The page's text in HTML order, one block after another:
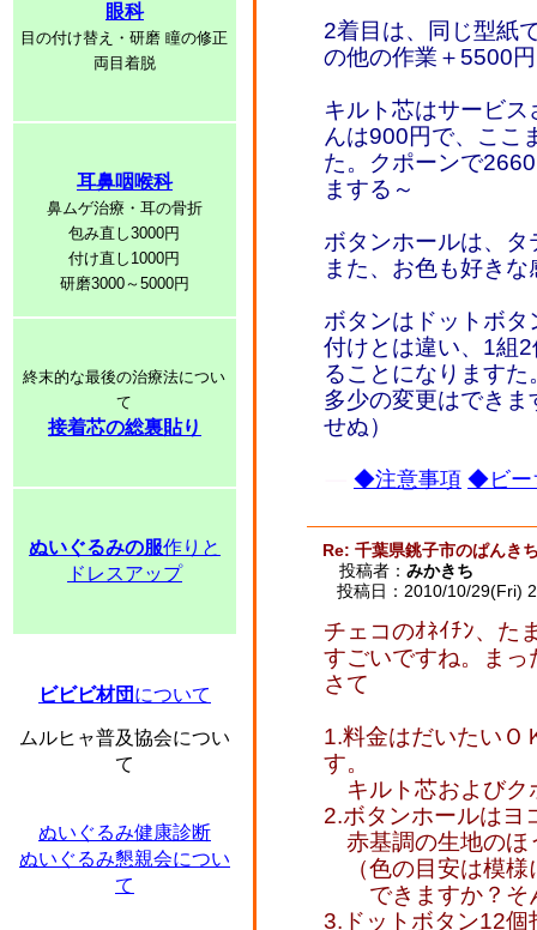
眼科
目の付け替え・研磨 瞳の修正
両目着脱
耳鼻咽喉科
鼻ムゲ治療・耳の骨折
包み直し3000円
付け直し1000円
研磨3000～5000円
終末的な最後の治療法につい
て
接着芯の総裏貼り
ぬいぐるみの服作りと
ドレスアップ
ビビビ材団 について
ムルヒャ普及協会につい
て
ぬいぐるみ健康診断
ぬいぐるみ懇親会につい
て
2着目は、同じ型紙
の他の作業＋5500
キルト芯はサービ
んは900円で、ここ
た。クポーンで
まする～
ボタンホールは、
また、お色も好き
ボタンはドットボ
付けとは違い、1組
ることになります
多少の変更はでき
せぬ）
◆注意事項 ◆ビー
Re: 千葉県銚子市のぱんき
投稿者： みかきち
投稿日：2010/10/29(Fri)
チェコのｵﾈｲﾁﾝ、た
すごいですね。ま
さて
1.料金はだいたいＯ
す。
キルト芯およびク
2.ボタンホールはヨ
赤基調の生地のほ
（色の目安は模様
できますか？そ
3.ドットボタン12個